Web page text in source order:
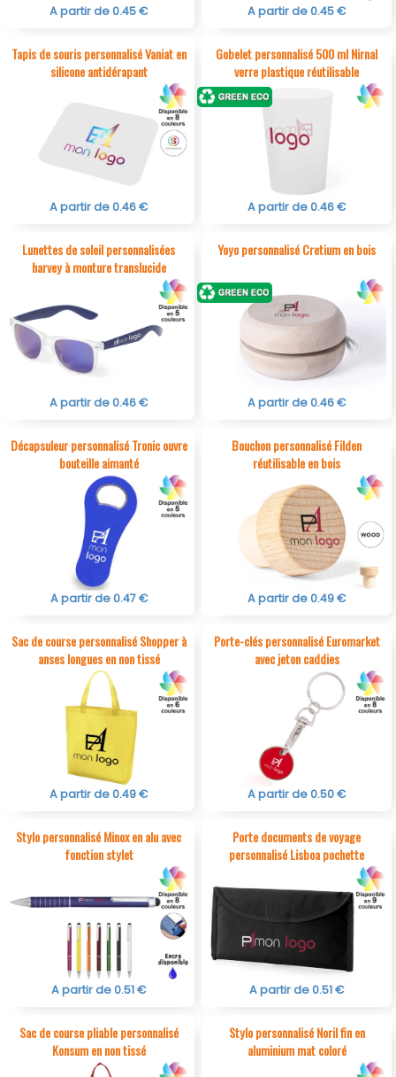
A partir de 0.45 € A partir de 0.45 €
Tapis de souris personnalisé Vaniat en
silicone antidérapant
A partir de 0.46 €
Gobelet personnalisé 500 ml Nirnal
verre plastique réutilisable
A partir de 0.46 €
Lunettes de soleil personnalisées
harvey à monture translucide
A partir de 0.46 €
Yoyo personnalisé Cretium en bois
A partir de 0.46 €
Décapsuleur personnalisé Tronic ouvre
bouteille aimanté
A partir de 0.47 €
Bouchon personnalisé Filden
réutilisable en bois
A partir de 0.49 €
Sac de course personnalisé Shopper à
anses longues en non tissé
A partir de 0.49 €
Porte-clés personnalisé Euromarket
avec jeton caddies
A partir de 0.50 €
Stylo personnalisé Minox en alu avec
fonction stylet
A partir de 0.51 €
Porte documents de voyage
personnalisé Lisboa pochette
A partir de 0.51 €
Sac de course pliable personnalisé
Konsum en non tissé
Stylo personnalisé Noril fin en
aluminium mat coloré